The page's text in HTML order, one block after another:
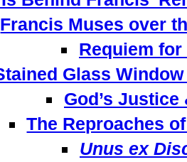
Francis Muses over
Requiem
Glass
God’s Justice
The Reproaches
Unus ex